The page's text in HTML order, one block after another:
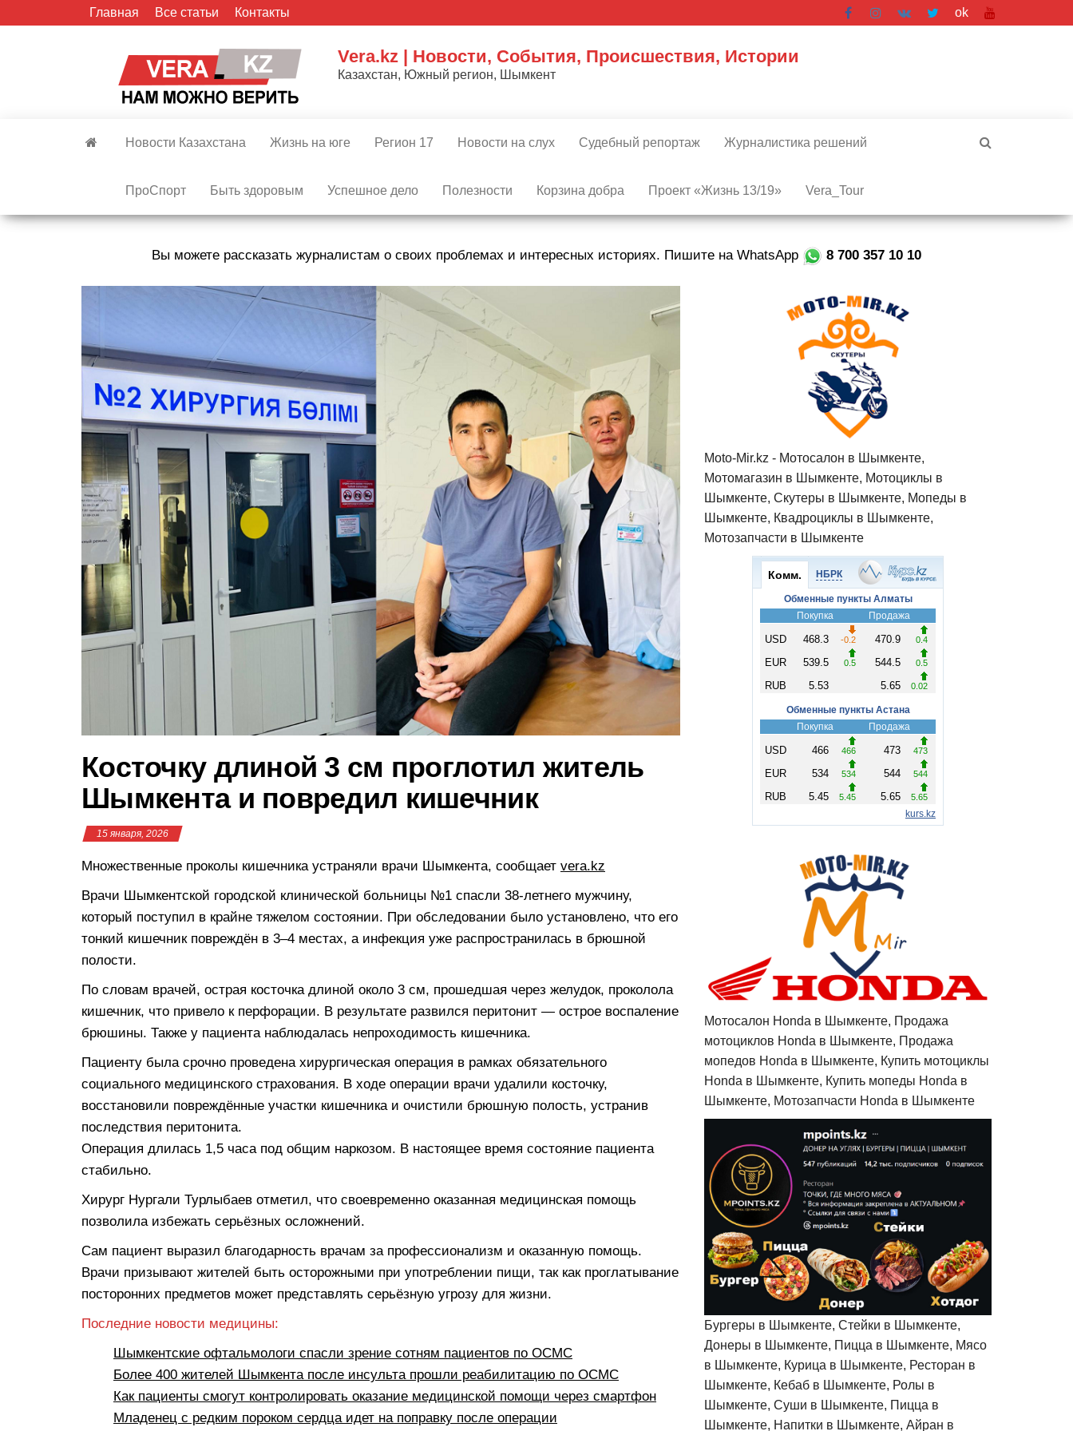
Главная Все статьи Контакты ok
Vera.kz | Новости, События, Происшествия, Истории
Казахстан, Южный регион, Шымкент
Новости Казахстана Жизнь на юге Регион 17 Новости на слух Судебный репортаж Журналистика решений
ПроСпорт Быть здоровым Успешное дело Полезности Корзина добра Проект «Жизнь 13/19» Vera_Tour
Вы можете рассказать журналистам о своих проблемах и интересных историях. Пишите на WhatsApp 8 700 357 10 10
Косточку длиной 3 см проглотил житель
Шымкента и повредил кишечник
15 января, 2026
Множественные проколы кишечника устраняли врачи Шымкента, сообщает vera.kz
Врачи Шымкентской городской клинической больницы №1 спасли 38-летнего мужчину,
который поступил в крайне тяжелом состоянии. При обследовании было установлено, что его
тонкий кишечник повреждён в 3–4 местах, а инфекция уже распространилась в брюшной
полости.
По словам врачей, острая косточка длиной около 3 см, прошедшая через желудок, проколола
кишечник, что привело к перфорации. В результате развился перитонит — острое воспаление
брюшины. Также у пациента наблюдалась непроходимость кишечника.
Пациенту была срочно проведена хирургическая операция в рамках обязательного
социального медицинского страхования. В ходе операции врачи удалили косточку,
восстановили повреждённые участки кишечника и очистили брюшную полость, устранив
последствия перитонита.
Операция длилась 1,5 часа под общим наркозом. В настоящее время состояние пациента
стабильно.
Хирург Нургали Турлыбаев отметил, что своевременно оказанная медицинская помощь
позволила избежать серьёзных осложнений.
Сам пациент выразил благодарность врачам за профессионализм и оказанную помощь.
Врачи призывают жителей быть осторожными при употреблении пищи, так как проглатывание
посторонних предметов может представлять серьёзную угрозу для жизни.
Последние новости медицины:
Шымкентские офтальмологи спасли зрение сотням пациентов по ОСМС
Более 400 жителей Шымкента после инсульта прошли реабилитацию по ОСМС
Как пациенты смогут контролировать оказание медицинской помощи через смартфон
Младенец с редким пороком сердца идет на поправку после операции
Moto-Mir.kz - Мотосалон в Шымкенте,
Мотомагазин в Шымкенте, Мотоциклы в
Шымкенте, Скутеры в Шымкенте, Мопеды в
Шымкенте, Квадроциклы в Шымкенте,
Мотозапчасти в Шымкенте
Мотосалон Honda в Шымкенте, Продажа
мотоциклов Honda в Шымкенте, Продажа
мопедов Honda в Шымкенте, Купить мотоциклы
Honda в Шымкенте, Купить мопеды Honda в
Шымкенте, Мотозапчасти Honda в Шымкенте
Бургеры в Шымкенте, Стейки в Шымкенте,
Донеры в Шымкенте, Пицца в Шымкенте, Мясо
в Шымкенте, Курица в Шымкенте, Ресторан в
Шымкенте, Кебаб в Шымкенте, Ролы в
Шымкенте, Суши в Шымкенте, Пицца в
Шымкенте, Напитки в Шымкенте, Айран в